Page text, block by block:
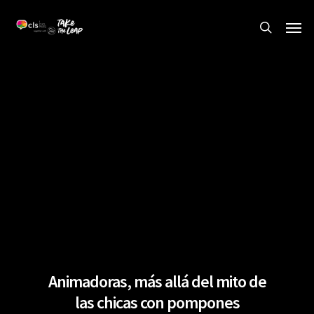
search
Animadoras, más allá del mito de
las chicas con pompones